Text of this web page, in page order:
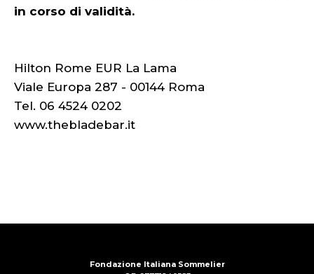
in corso di validità.
Hilton Rome EUR La Lama
Viale Europa 287 - 00144 Roma
Tel. 06 4524 0202
www.thebladebar.it
Fondazione Italiana Sommelier